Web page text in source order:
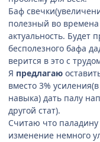
Баф
полезный во
актуальность. Будет
бесполезного бафа
верится в это с
Я предлагаю
вместо 3%
навыка) дать палу
другой стат).
Считаю что паладину
изменение немного